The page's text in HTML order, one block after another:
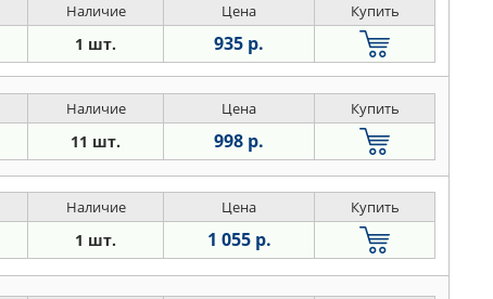
Наличие Цена Купить
1 шт. 935 р.
Наличие Цена Купить
11 шт. 998 р.
Наличие Цена Купить
1 шт. 1 055 р.